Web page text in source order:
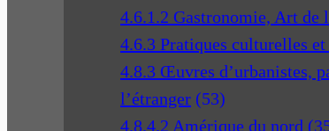
4.6.1.2 Gastronomie, Art de
4.6.3 Pratiques culturelles
4.8.3 Œuvres d’urbanistes,
l’étranger (53)
4.8.4.2 Amérique du nord